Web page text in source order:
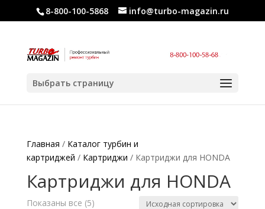
8-800-100-5868 info@turbo-magazin.ru
Выбрать страницу
Главная / Каталог турбин и
картриджей / Картриджи / Картриджи для HONDA
Картриджи для HONDA
Показаны все (5)